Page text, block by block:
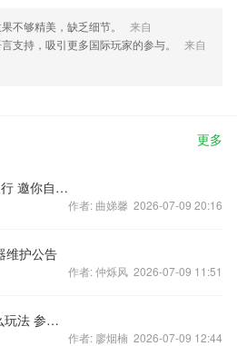
不够精美，缺乏细节。
来自
支持，吸引更多国际玩家的参与。
来自
更多
《西游神魔决》2014众妖夜行 邀你自证妖怪属性
作者: 曲娣馨 2026-07-09 20:16
维护公告
作者: 仲烁风 2026-07-09 11:51
你最期待《契约2》开放什么玩法 参与赢礼包
作者: 廖烟楠 2026-07-09 12:44